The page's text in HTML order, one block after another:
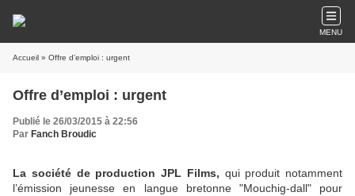
MENU
Accueil » Offre d’emploi : urgent
Offre d’emploi : urgent
Publié le 26/03/2015 à 22:56
Par Fanch Broudic
La société de production JPL Films, qui produit notamment
l’émission jeunesse en langue bretonne "Mouchig-dall" pour